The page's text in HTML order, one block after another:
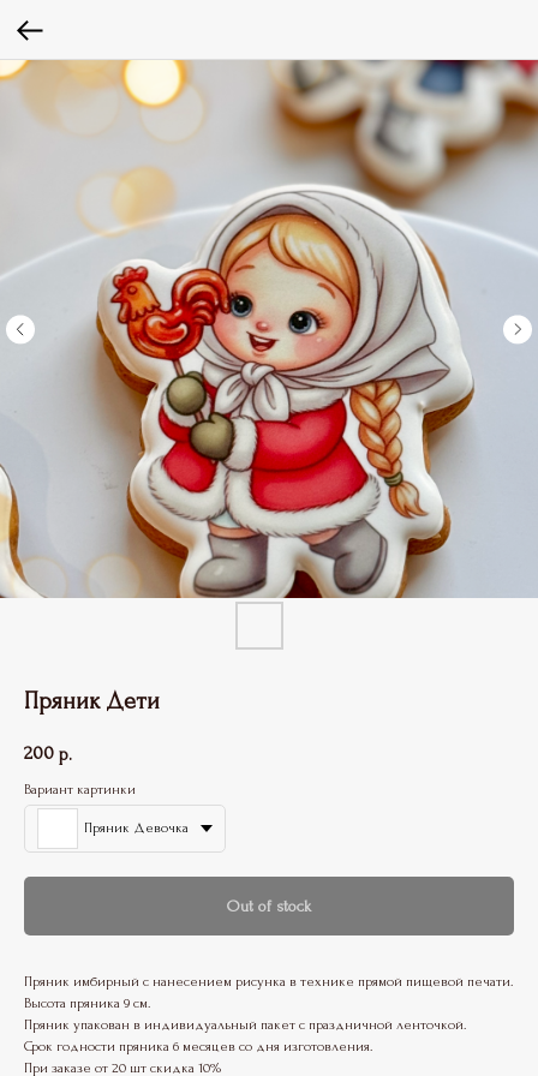
Пряник Дети
200 р.
Вариант картинки
Пряник Девочка
Out of stock
Пряник имбирный с нанесением рисунка в технике прямой пищевой печати.
Высота пряника 9 см.
Пряник упакован в индивидуальный пакет с праздничной ленточкой.
Срок годности пряника 6 месяцев со дня изготовления.
При заказе от 20 шт скидка 10%